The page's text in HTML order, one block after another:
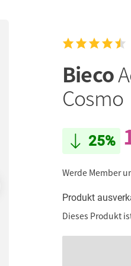
Bieco
Cosmo
25%
Werde Member
Produkt
Dieses Produkt